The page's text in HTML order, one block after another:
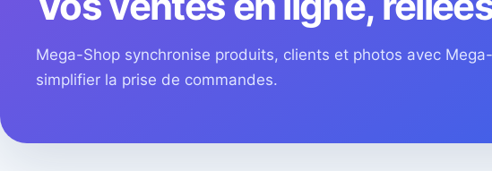
Mega-Shop synchronise produits, clients et photos avec
simplifier la prise de commandes.